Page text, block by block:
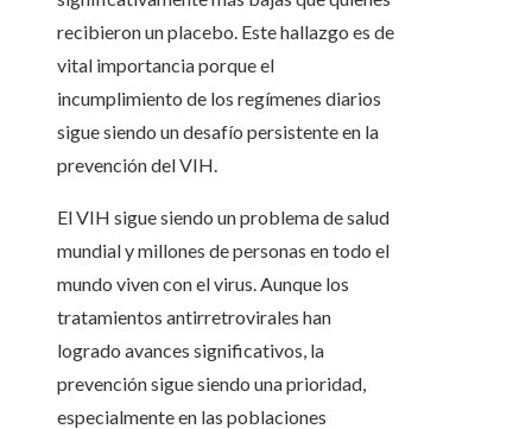
recibieron un placebo. Este hallazgo es de
vital importancia porque el
incumplimiento de los regímenes diarios
sigue siendo un desafío persistente en la
prevención del VIH.
El VIH sigue siendo un problema de salud
mundial y millones de personas en todo el
mundo viven con el virus. Aunque los
tratamientos antirretrovirales han
logrado avances significativos, la
prevención sigue siendo una prioridad,
especialmente en las poblaciones